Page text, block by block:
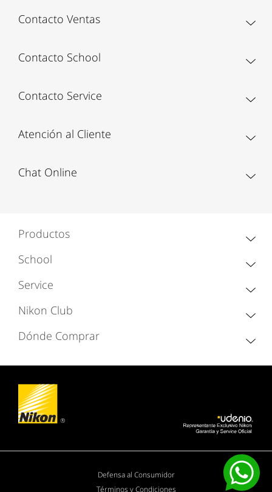
Contacto Ventas
Contacto School
Contacto Service
Atención al Cliente
Chat Online
Productos
School
Service
Nikon Club
Dónde Comprar
Defensa al Consumidor
Términos y Condiciones